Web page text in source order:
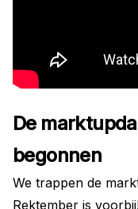
De
begonnen
We trappen de
Rektember is